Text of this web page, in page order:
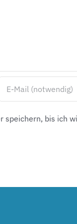
speichern, bis ich